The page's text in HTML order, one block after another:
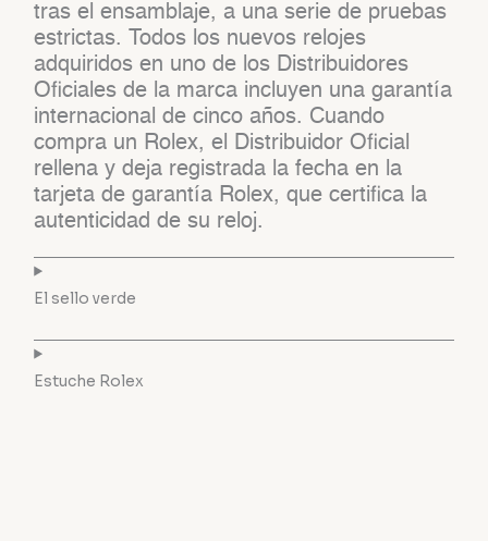
tras el ensamblaje, a una serie de pruebas
estrictas. Todos los nuevos relojes
adquiridos en uno de los Distribuidores
Oficiales de la marca incluyen una garantía
internacional de cinco años. Cuando
compra un Rolex, el Distribuidor Oficial
rellena y deja registrada la fecha en la
tarjeta de garantía Rolex, que certifica la
autenticidad de su reloj.
El sello verde
Estuche Rolex